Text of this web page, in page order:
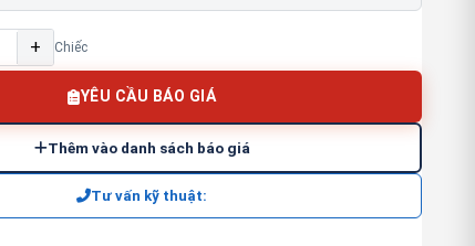
+ Chiếc
YÊU CẦU BÁO GIÁ
Thêm vào danh sách báo giá
Tư vấn kỹ thuật: